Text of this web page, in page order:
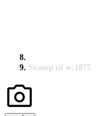
Svamp til w:1875